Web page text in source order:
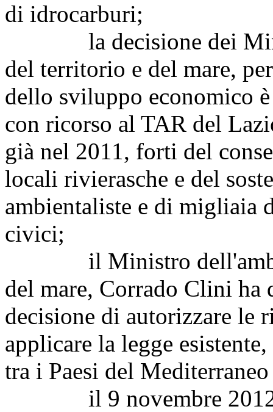
di idrocarburi;
la decisione dei
del territorio e del mare,
dello sviluppo economico
con ricorso al TAR del
già nel 2011, forti del
locali rivierasche e del
ambientaliste e di migliaia
civici;
il Ministro
del mare, Corrado Clini ha
decisione di autorizzare le
applicare la legge
tra i Paesi del
il 9 novembre 2012 a